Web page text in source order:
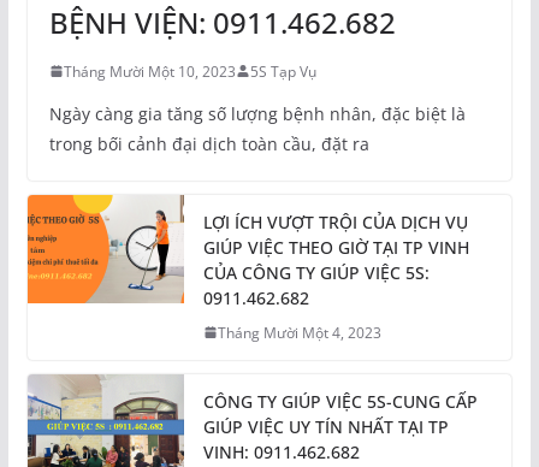
BỆNH VIỆN: 0911.462.682
Tháng Mười Một 10, 2023 5S Tạp Vụ
Ngày càng gia tăng số lượng bệnh nhân, đặc biệt là
trong bối cảnh đại dịch toàn cầu, đặt ra
LỢI ÍCH VƯỢT TRỘI CỦA DỊCH VỤ
GIÚP VIỆC THEO GIỜ TẠI TP VINH
CỦA CÔNG TY GIÚP VIỆC 5S:
0911.462.682
Tháng Mười Một 4, 2023
CÔNG TY GIÚP VIỆC 5S-CUNG CẤP
GIÚP VIỆC UY TÍN NHẤT TẠI TP
VINH: 0911.462.682